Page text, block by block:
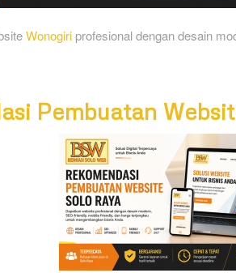
Wonogiri profesional dengan desain
Pembuatan